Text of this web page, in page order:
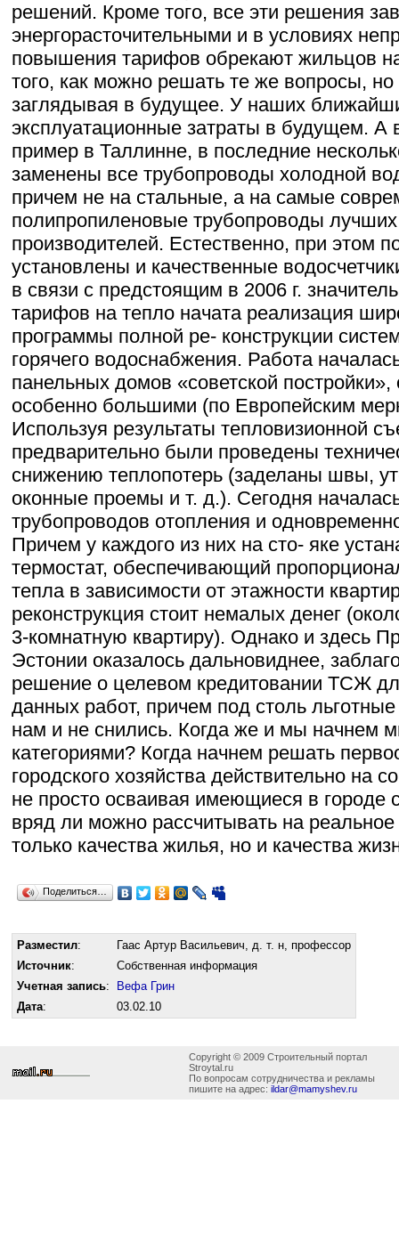
решений. Кроме того, все эти решения
энергорасточительными и в условиях
повышения тарифов обрекают жильцов
того, как можно решать те же вопросы, но
заглядывая в будущее. У наших
эксплуатационные затраты в будущем. А
пример в Таллинне, в последние
заменены все трубопроводы холодной
причем не на стальные, а на самые
полипропиленовые трубопроводы
производителей. Естественно, при этом
установлены и качественные
в связи с предстоящим в 2006 г.
тарифов на тепло начата реализация
программы полной ре- конструкции
горячего водоснабжения. Работа
панельных домов «советской
особенно большими (по Европейским
Используя результаты тепловизионной
предварительно были проведены
снижению теплопотерь (заделаны швы,
оконные проемы и т. д.). Сегодня
трубопроводов отопления и
Причем у каждого из них на сто- яке
термостат, обеспечивающий
тепла в зависимости от этажности
реконструкция стоит немалых денег
3-комнатную квартиру). Однако и здесь
Эстонии оказалось дальновиднее,
решение о целевом кредитовании ТСЖ
данных работ, причем под столь
нам и не снились. Когда же и мы начнем
категориями? Когда начнем решать
городского хозяйства действительно на
не просто осваивая имеющиеся в городе
вряд ли можно рассчитывать на
только качества жилья, но и качества
Поделиться…
Разместил:
Гаас Артур Васильевич, д. т. н, профессор
Источник:
Собственная информация
Учетная запись:
Вефа Грин
Дата: 03.02.10
Copyright © 2009 Строительный портал
Stroytal.ru
По вопросам сотрудничества и рекламы
пишите на адрес: ildar@mamyshev.ru